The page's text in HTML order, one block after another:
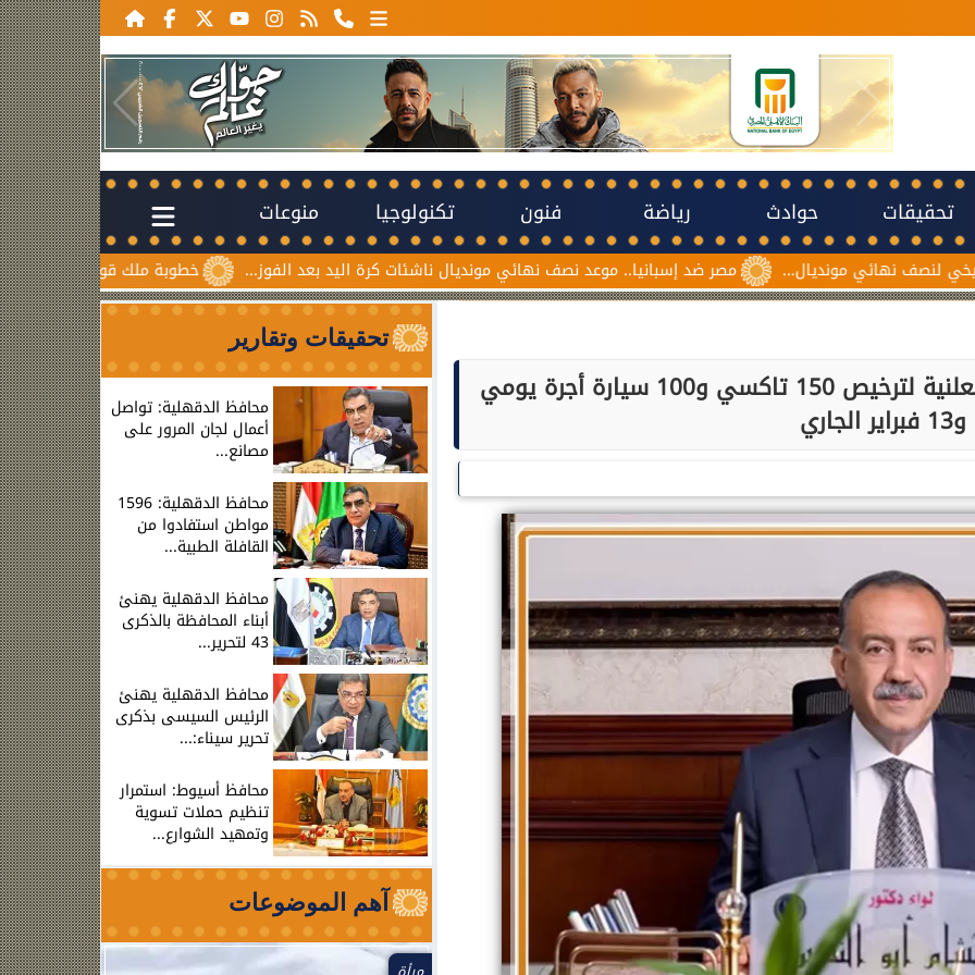
تحقيقات حوادث رياضة فنون تكنولوجيا منوعات
خطوبة ملك قورة ويوسف عثمان.. مصر ضد إسبانيا.. موعد نصف نهائي مونديال ناشئات كرة اليد بعد الفوز... مونديال...
محافظ أسيوط: موعد إجراء القرعة العلنية لترخيص 150 تاكسي و100 سيارة أجرة يومي
تحقيقات وتقارير
محافظ الدقهلية: تواصل
أعمال لجان المرور على
مصانع...
محافظ الدقهلية: 1596
مواطن استفادوا من
القافلة الطبية...
محافظ الدقهلية يهنئ
أبناء المحافظة بالذكرى
43 لتحرير...
محافظ الدقهلية يهنئ
الرئيس السيسى بذكرى
تحرير سيناء:...
محافظ أسيوط: استمرار
تنظيم حملات تسوية
وتمهيد الشوارع...
آهم الموضوعات